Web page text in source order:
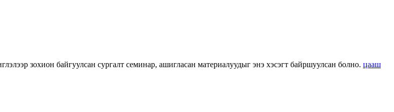
зохион байгуулсан сургалт семинар, ашигласан материалуудыг энэ хэсэгт байршуулсан болно. цааш